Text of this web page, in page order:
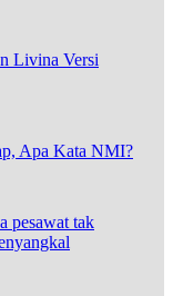
Livina Versi
Apa Kata NMI?
pesawat tak